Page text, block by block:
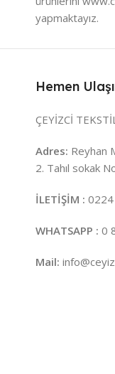
yapmaktayız.
Hemen
ÇEYİZCİ
Adres: Reyhan
2. Tahıl sokak
İLETİŞİM :
WHATSAPP : 0
Mail: